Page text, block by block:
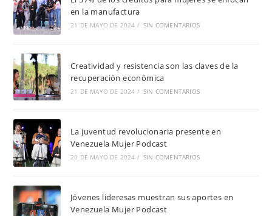
en la manufactura
21 DE MAYO DE 2024 / SIN COMENTARIOS
Creatividad y resistencia son las claves de la
recuperación económica
21 DE MAYO DE 2024 / SIN COMENTARIOS
La juventud revolucionaria presente en
Venezuela Mujer Podcast
20 DE MAYO DE 2024 / SIN COMENTARIOS
Jóvenes lideresas muestran sus aportes en
Venezuela Mujer Podcast